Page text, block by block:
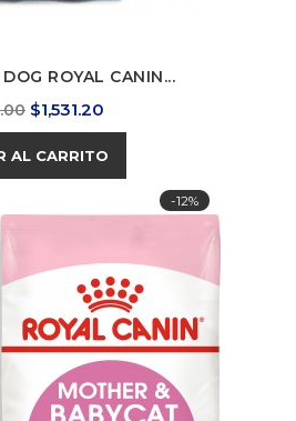
ROYAL CANIN...
Precio
$1,531.20
AL CARRITO
-12%